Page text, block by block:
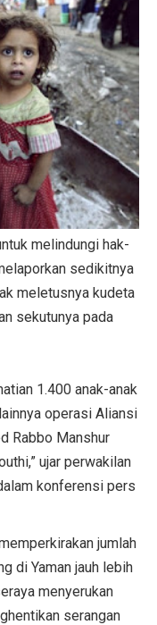
melindungi hak-
sedikitnya
meletusnya kudeta
sekutunya pada
1.400 anak-anak
operasi Aliansi
Rabbo Manshur
ujar perwakilan
konferensi pers
jumlah
di Yaman jauh lebih
menyerukan
serangan